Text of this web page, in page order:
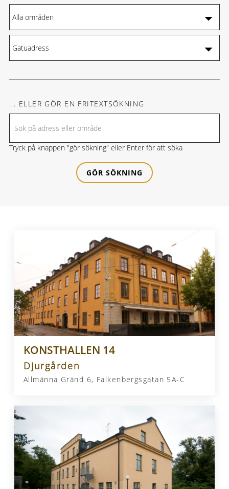
... ELLER GÖR EN FRITEXTSÖKNING
Tryck på knappen "gör sökning" eller Enter för att söka
KONSTHALLEN 14
Djurgården
Allmänna Gränd 6, Falkenbergsgatan 5A-C